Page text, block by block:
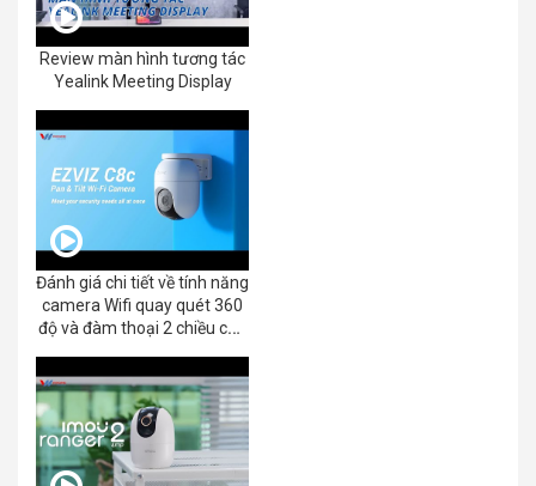
Review màn hình tương tác
Yealink Meeting Display
Đánh giá chi tiết về tính năng
camera Wifi quay quét 360
độ và đàm thoại 2 chiều của